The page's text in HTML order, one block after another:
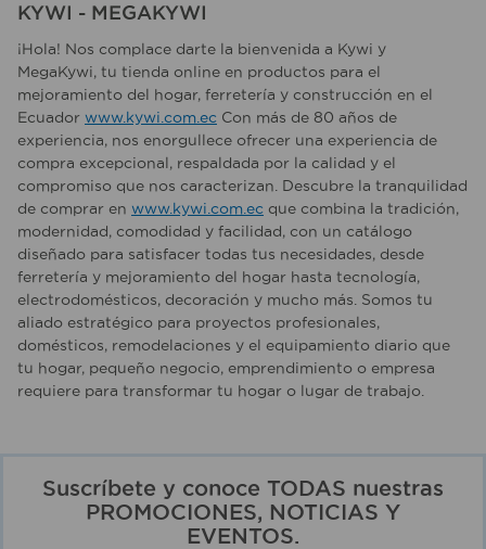
KYWI - MEGAKYWI
¡Hola! Nos complace darte la bienvenida a Kywi y
MegaKywi, tu tienda online en productos para el
mejoramiento del hogar, ferretería y construcción en el
Ecuador www.kywi.com.ec Con más de 80 años de
experiencia, nos enorgullece ofrecer una experiencia de
compra excepcional, respaldada por la calidad y el
compromiso que nos caracterizan. Descubre la tranquilidad
de comprar en www.kywi.com.ec que combina la tradición,
modernidad, comodidad y facilidad, con un catálogo
diseñado para satisfacer todas tus necesidades, desde
ferretería y mejoramiento del hogar hasta tecnología,
electrodomésticos, decoración y mucho más. Somos tu
aliado estratégico para proyectos profesionales,
domésticos, remodelaciones y el equipamiento diario que
tu hogar, pequeño negocio, emprendimiento o empresa
requiere para transformar tu hogar o lugar de trabajo.
Suscríbete y conoce TODAS nuestras
PROMOCIONES, NOTICIAS Y
EVENTOS.